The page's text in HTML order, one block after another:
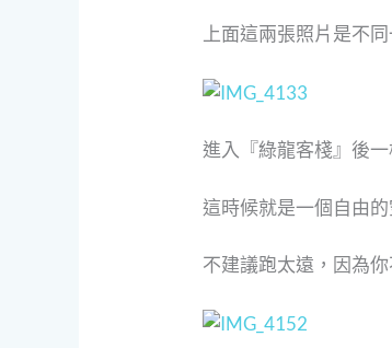
上面這兩張照片是不
進入『綠龍客棧』後
這時候就是一個自由
不建議跑太遠，因為